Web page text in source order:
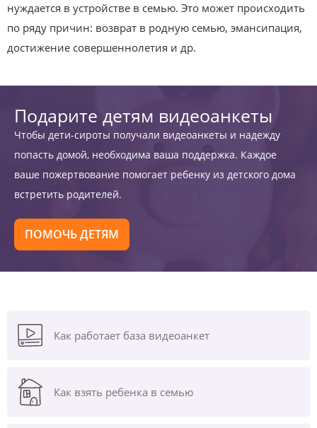
нуждается в устройстве в семью. Это может происходить
по ряду причин: возврат в родную семью, эмансипация,
достижение совершеннолетия и др.
Подарите детям видеоанкеты
Чтобы дети-сироты получали видеоанкеты и надежду
попасть домой, необходима ваша поддержка. Каждое
ваше пожертвование помогает ребенку из детского дома
встретить родителей.
ПОМОЧЬ ДЕТЯМ
Как работает база видеоанкет
Как взять ребенка в семью